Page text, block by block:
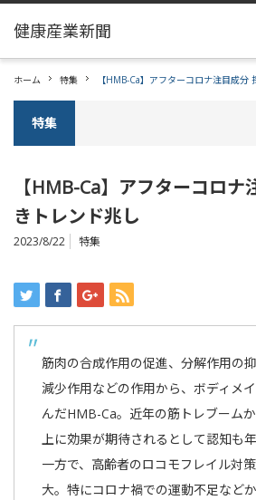
ホーム 特集 【HMB-Ca】アフターコロナ注目成分
特集
【HMB-Ca】アフターコロ
きトレンド兆し
2023/8/22 特集
筋肉の合成作用の促進、分解作用の
減少作用などの作用から、ボディメ
んだHMB-Ca。近年の筋トレブーム
上に効果が期待されるとして認知も年
一方で、高齢者のロコモフレイル対
大。特にコロナ禍での運動不足など